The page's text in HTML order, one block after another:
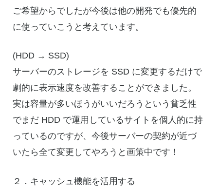
ご希望からでしたが今後は他の開発でも優先的
に使っていこうと考えています。
(HDD → SSD)
サーバーのストレージを SSD に変更するだけで
劇的に表示速度を改善することができました。
実は容量が多いほうがいいだろうという貧乏性
でまだ HDD で運用しているサイトを個人的に持
っているのですが、今後サーバーの契約が近づ
いたら全て変更してやろうと画策中です！
２．キャッシュ機能を活用する